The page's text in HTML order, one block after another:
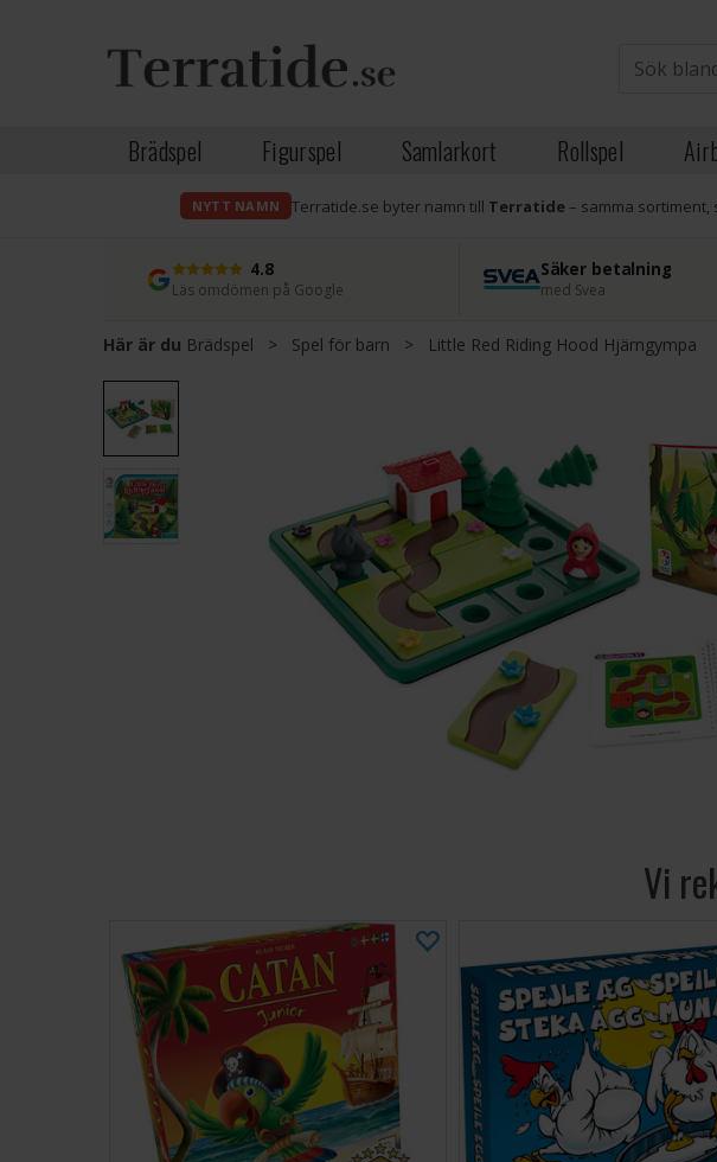
Brädspel Figurspel Samlarkort Rollspel
NYTT NAMN Terratide.se byter namn till Terratide– samma sortiment,
4.8
Läs omdömen på Google
Säker betalning
med Svea
Här är du Brädspel > Spel för barn > Little Red Riding Hood Hjärngympa
Vi